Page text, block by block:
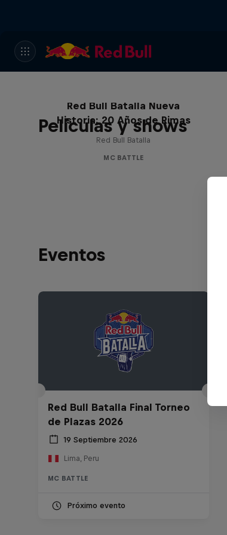
Películas y shows
Red Bull Batalla Nueva
Historia: 20 Años de Rimas
Red Bull Batalla
MC BATTLE
Eventos
Red Bull Batalla Final Torneo
de Plazas 2026
19 Septiembre 2026
Lima, Peru
MC BATTLE
Próximo evento